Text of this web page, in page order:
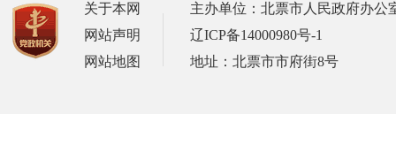
关于本网
网站声明
网站地图
主办单位：北票市人民政府办公
辽ICP备14000980号-1
地址：北票市市府街8号